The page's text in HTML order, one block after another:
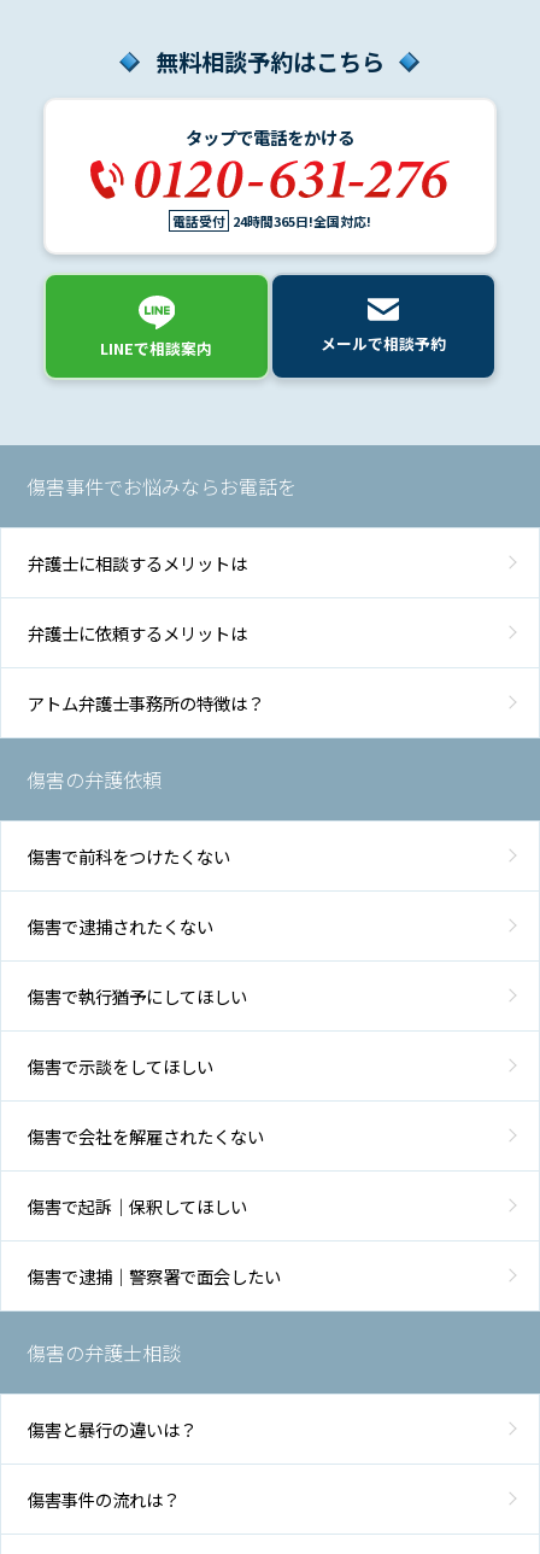
績
士
図・
アク
セス
無料相談予約はこちら
タップで電話をかける
電話受付 24時間365日!全国対応!
LINEで相談案内 メールで相談予約
傷害事件でお悩みならお電話を
弁護士に相談するメリットは
弁護士に依頼するメリットは
アトム弁護士事務所の特徴は？
傷害の弁護依頼
傷害で前科をつけたくない
傷害で逮捕されたくない
傷害で執行猶予にしてほしい
傷害で示談をしてほしい
傷害で会社を解雇されたくない
傷害で起訴｜保釈してほしい
傷害で逮捕｜警察署で面会したい
傷害の弁護士相談
傷害と暴行の違いは？
傷害事件の流れは？